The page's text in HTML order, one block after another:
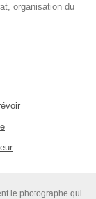
organisation du
le photographe qui